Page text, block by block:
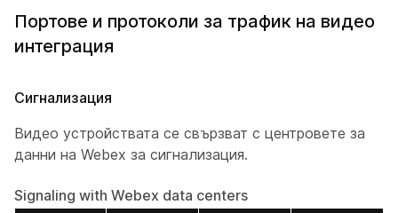
Портове и протоколи за трафик на видео
интеграция
Сигнализация
Видео устройствата се свързват с центровете за
данни на Webex за сигнализация.
Signaling with Webex data centers